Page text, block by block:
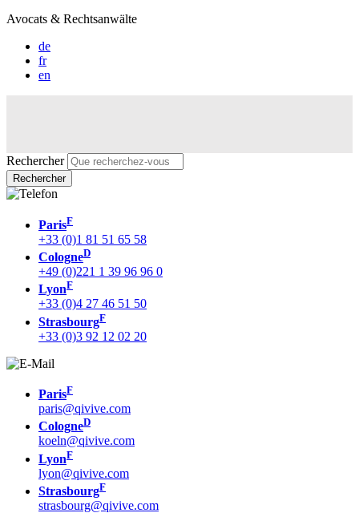
Avocats & Rechtsanwälte
de
fr
en
Rechercher
ParisF
+33 (0)1 81 51 65 58
CologneD
+49 (0)221 1 39 96 96 0
LyonF
+33 (0)4 27 46 51 50
StrasbourgF
+33 (0)3 92 12 02 20
ParisF
paris@qivive.com
CologneD
koeln@qivive.com
LyonF
lyon@qivive.com
StrasbourgF
strasbourg@qivive.com